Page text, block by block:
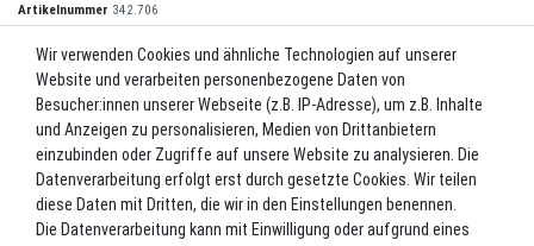
Artikelnummer 342.706
6,00 EUR*
Lieferzeit ca. 2-3 Werktage.
In den Warenkorb
Wir verwenden Cookies und ähnliche Technologien auf unserer
Website und verarbeiten personenbezogene Daten von
Besucher:innen unserer Webseite (z.B. IP-Adresse), um z.B. Inhalte
und Anzeigen zu personalisieren, Medien von Drittanbietern
einzubinden oder Zugriffe auf unsere Website zu analysieren. Die
Datenverarbeitung erfolgt erst durch gesetzte Cookies. Wir teilen
diese Daten mit Dritten, die wir in den Einstellungen benennen.
Die Datenverarbeitung kann mit Einwilligung oder aufgrund eines